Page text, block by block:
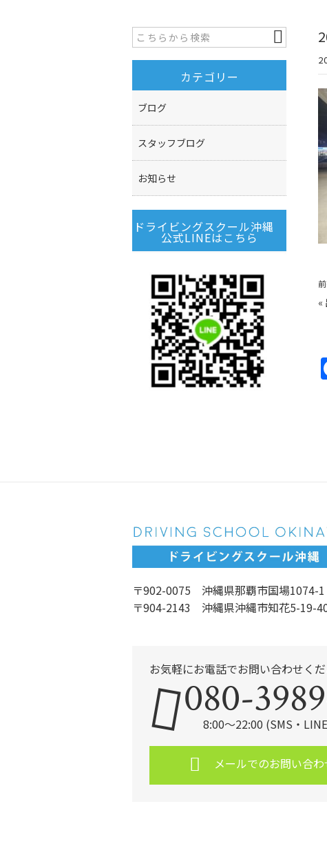
«
カテゴリー
ブログ
スタッフブログ
お知らせ
ドライビングスクール沖縄
公式LINEはこちら
〒902-0075 沖縄県那覇市国場1074-1
〒904-2143 沖縄県沖縄市知花5-19-
お気軽にお電話でお問い合わせくだ
080-
8:00～22:00 (SMS・
メールでのお問い合